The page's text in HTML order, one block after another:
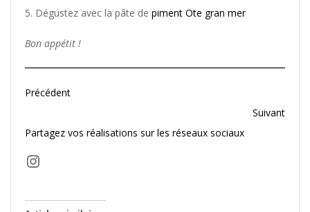
5. Dégustez avec la pâte de piment Ote gran mer
Bon appétit !
Précédent
Suivant
Partagez vos réalisations sur les réseaux sociaux
Instagram